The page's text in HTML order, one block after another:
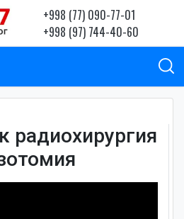
+998 (77) 090-77-01
+998 (97) 744-40-60
радиохирургия